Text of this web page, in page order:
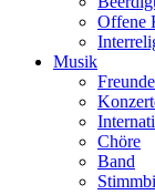
Offene
Musik
Chöre
Band